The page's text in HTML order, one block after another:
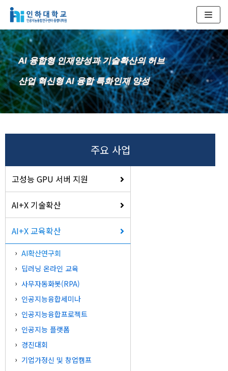
텐
츠
로
건
너
뛰
기
AI 융합형 인재양성과 기술확산의 허브
산업 혁신형 AI 융합 특화인재 양성
주요 사업
고성능 GPU 서버 지원
AI+X 기술확산
AI+X 교육확산
AI확산연구회
딥러닝 온라인 교육
사무자동화봇(RPA)
인공지능융합세미나
인공지능융합프로젝트
인공지능 플랫폼
경진대회
기업가정신 및 창업캠프